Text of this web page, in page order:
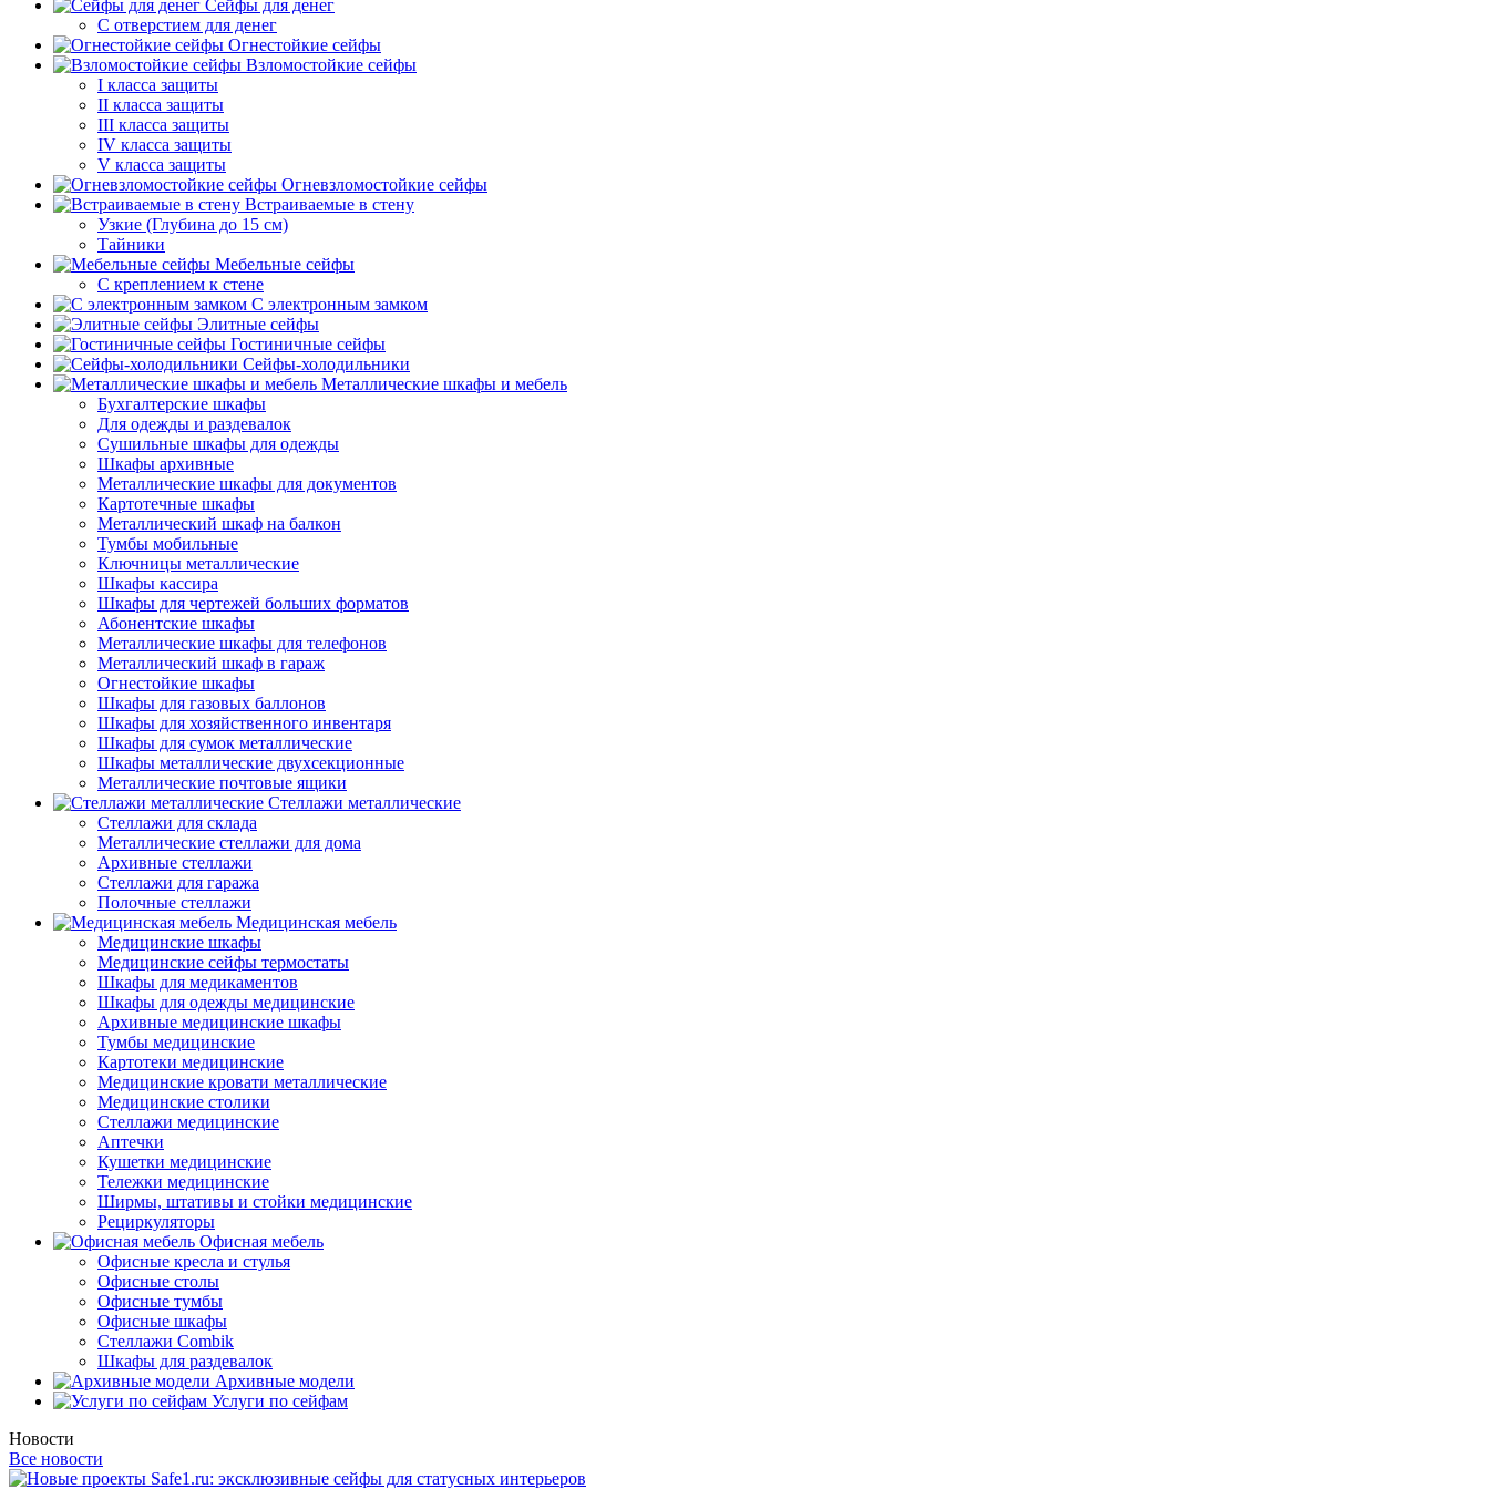
Сейфы для денег
С отверстием для денег
Огнестойкие сейфы
Взломостойкие сейфы
I класса защиты
II класса защиты
III класса защиты
IV класса защиты
V класса защиты
Огневзломостойкие сейфы
Встраиваемые в стену
Узкие (Глубина до 15 см)
Тайники
Мебельные сейфы
С креплением к стене
С электронным замком
Элитные сейфы
Гостиничные сейфы
Сейфы-холодильники
Металлические шкафы и мебель
Бухгалтерские шкафы
Для одежды и раздевалок
Сушильные шкафы для одежды
Шкафы архивные
Металлические шкафы для документов
Картотечные шкафы
Металлический шкаф на балкон
Тумбы мобильные
Ключницы металлические
Шкафы кассира
Шкафы для чертежей больших форматов
Абонентские шкафы
Металлические шкафы для телефонов
Металлический шкаф в гараж
Огнестойкие шкафы
Шкафы для газовых баллонов
Шкафы для хозяйственного инвентаря
Шкафы для сумок металлические
Шкафы металлические двухсекционные
Металлические почтовые ящики
Стеллажи металлические
Стеллажи для склада
Металлические стеллажи для дома
Архивные стеллажи
Стеллажи для гаража
Полочные стеллажи
Медицинская мебель
Медицинские шкафы
Медицинские сейфы термостаты
Шкафы для медикаментов
Шкафы для одежды медицинские
Архивные медицинские шкафы
Тумбы медицинские
Картотеки медицинские
Медицинские кровати металлические
Медицинские столики
Стеллажи медицинские
Аптечки
Кушетки медицинские
Тележки медицинские
Ширмы, штативы и стойки медицинские
Рециркуляторы
Офисная мебель
Офисные кресла и стулья
Офисные столы
Офисные тумбы
Офисные шкафы
Стеллажи Combik
Шкафы для раздевалок
Архивные модели
Услуги по сейфам
Новости
Все новости